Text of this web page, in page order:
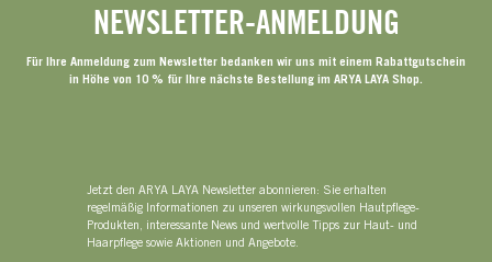
NEWSLETTER-ANMELDUNG
Für Ihre Anmeldung zum Newsletter bedanken wir uns mit einem Rabattgutschein
in Höhe von 10 % für Ihre nächste Bestellung im ARYA LAYA Shop.
Jetzt den ARYA LAYA Newsletter abonnieren: Sie erhalten
regelmäßig Informationen zu unseren wirkungsvollen Hautpflege-
Produkten, interessante News und wertvolle Tipps zur Haut- und
Haarpflege sowie Aktionen und Angebote.